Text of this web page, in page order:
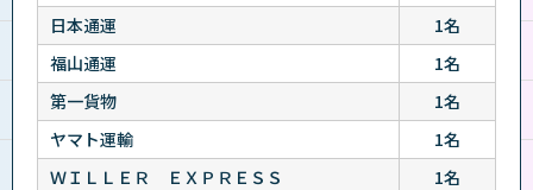
日本通運
1名
福山通運
1名
第一貨物
1名
ヤマト運輸
1名
ＷＩＬＬＥＲ ＥＸＰＲＥＳＳ
1名